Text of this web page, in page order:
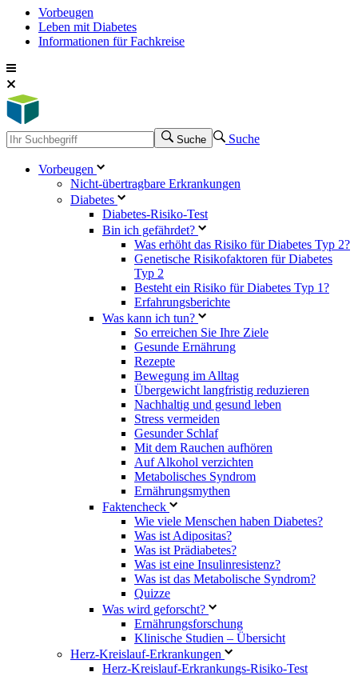
Vorbeugen
Leben mit Diabetes
Informationen für Fachkreise
Suche Suche
Vorbeugen
Nicht-übertragbare Erkrankungen
Diabetes
Diabetes-Risiko-Test
Bin ich gefährdet?
Was erhöht das Risiko für Diabetes Typ 2?
Genetische Risikofaktoren für Diabetes
Typ 2
Besteht ein Risiko für Diabetes Typ 1?
Erfahrungsberichte
Was kann ich tun?
So erreichen Sie Ihre Ziele
Gesunde Ernährung
Rezepte
Bewegung im Alltag
Übergewicht langfristig reduzieren
Nachhaltig und gesund leben
Stress vermeiden
Gesunder Schlaf
Mit dem Rauchen aufhören
Auf Alkohol verzichten
Metabolisches Syndrom
Ernährungsmythen
Faktencheck
Wie viele Menschen haben Diabetes?
Was ist Adipositas?
Was ist Prädiabetes?
Was ist eine Insulinresistenz?
Was ist das Metabolische Syndrom?
Quizze
Was wird geforscht?
Ernährungsforschung
Klinische Studien – Übersicht
Herz-Kreislauf-Erkrankungen
Herz-Kreislauf-Erkrankungs-Risiko-Test